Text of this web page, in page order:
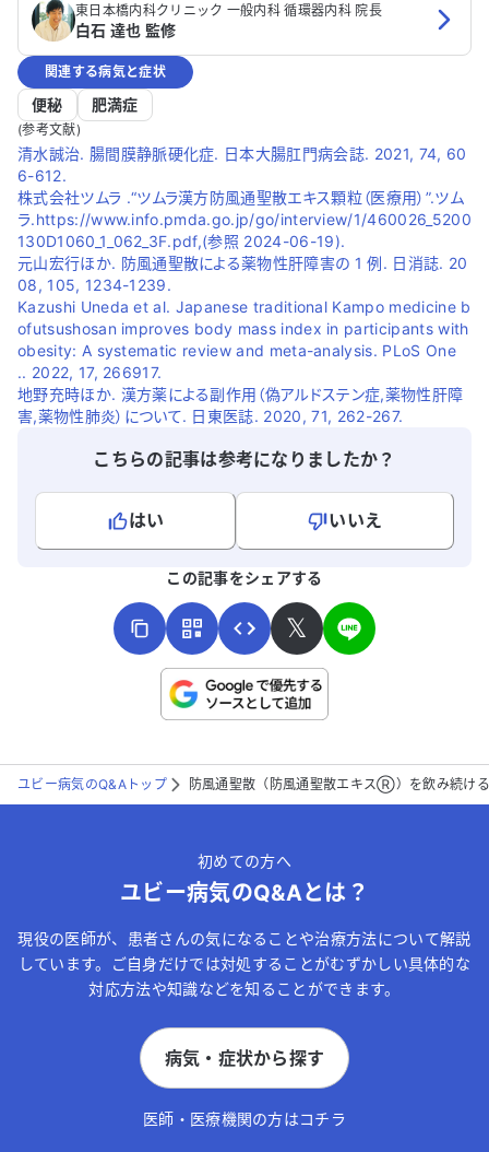
東日本橋内科クリニック 一般内科 循環器内科 院長
白石 達也 監修
関連する病気と症状
便秘 肥満症
(参考文献)
清水誠治. 腸間膜静脈硬化症. 日本大腸肛門病会誌. 2021, 74, 60
6-612.
株式会社ツムラ .“ツムラ漢方防風通聖散エキス顆粒（医療用）”.ツム
ラ.https://www.info.pmda.go.jp/go/interview/1/460026_5200
130D1060_1_062_3F.pdf,(参照 2024-06-19).
元山宏行ほか. 防風通聖散による薬物性肝障害の 1 例. 日消誌. 20
08, 105, 1234-1239.
Kazushi Uneda et al. Japanese traditional Kampo medicine b
ofutsushosan improves body mass index in participants with
obesity: A systematic review and meta-analysis. PLoS One
.. 2022, 17, 266917.
地野充時ほか. 漢方薬による副作用（偽アルドステン症,薬物性肝障
害,薬物性肺炎）について. 日東医誌. 2020, 71, 262-267.
こちらの記事は参考になりましたか？
はい
いいえ
こちらは送信専用のフォームです。氏名やご自身の病気の詳細な
送信する
この記事をシェアする
𝕏
ユビー病気のQ&Aトップ 防風通聖散（防風通聖散エキスⓇ️）を飲み続け
初めての方へ
ユビー病気のQ&Aとは？
現役の医師が、患者さんの気になることや治療方法について解説
しています。ご自身だけでは対処することがむずかしい具体的な
対応方法や知識などを知ることができます。
病気・症状から探す
医師・医療機関の方はコチラ